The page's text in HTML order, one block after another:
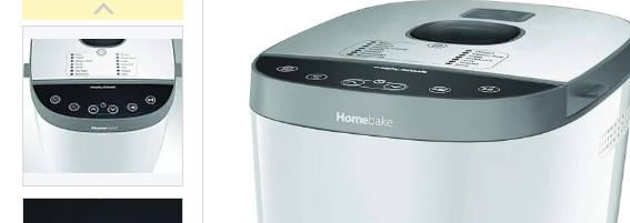
Гігієна та здоров'я
Іграшки
Сумки, рюкзаки
Аксесуари з натуральної шкіри
(пітон, крокодил)
Екіпірування для полювання та
риболовлі